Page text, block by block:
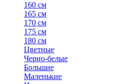
160 см
165 см
170 см
175 см
180 см
Цветные
Черно-белые
Большие
Маленькие